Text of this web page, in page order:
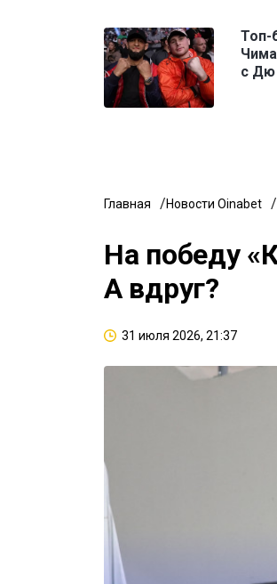
Топ-
с Дю
Главная Новости Oinabet
На победу
А вдруг?
31 июля 2026, 21:37